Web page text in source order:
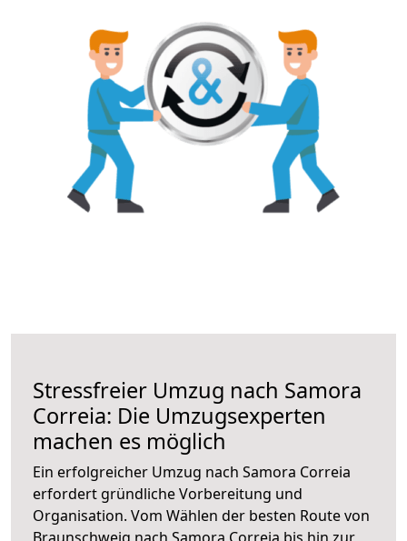
Stressfreier Umzug nach Samora
Correia: Die Umzugsexperten
machen es möglich
Ein erfolgreicher Umzug nach Samora Correia
erfordert gründliche Vorbereitung und
Organisation. Vom Wählen der besten Route von